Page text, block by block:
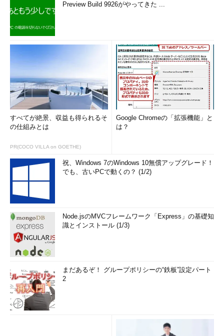
Preview Build 9926がやってきた ...
すべてが絶景、収益も得られるそ
の仕組みとは
PR(COCO VILLA on GOETHE)
Google Chromeの「拡張機能」と
は？
祝、Windows 7のWindows 10無償アップグレード！
でも、古いPCで動くの？ (1/2)
Node.jsのMVCフレームワーク「Express」の基礎知
識とインストール (1/3)
まだあるぞ！ グループポリシーの“鉄板”設定パート
2